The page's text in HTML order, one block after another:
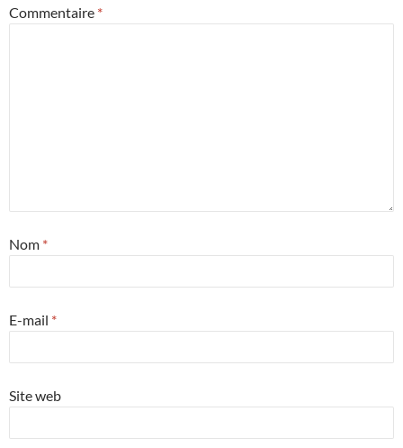
Commentaire *
Nom *
E-mail *
Site web